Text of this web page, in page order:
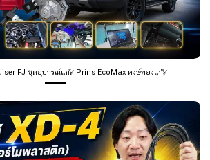
FJ ชุดอุปกรณ์แก๊ส Prins EcoMax หงษ์ทองแก๊ส